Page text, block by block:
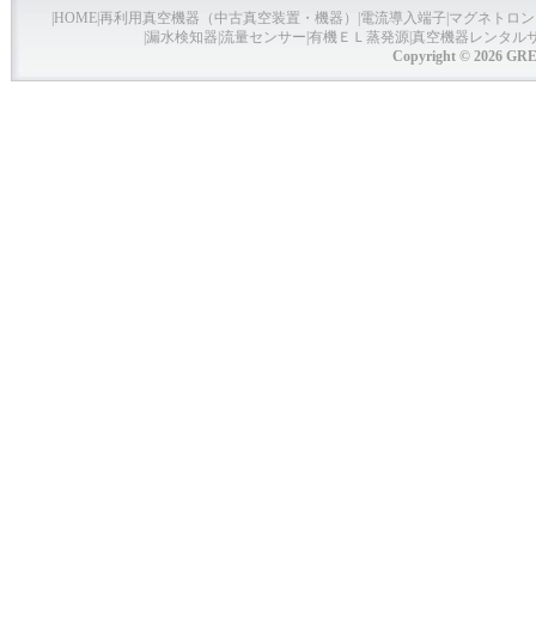
HOME再利用真空機器（中古真空装置・機器） 電流導入端子 マグネトロ
漏水検知器 流量センサー 有機ＥＬ蒸発源真空機器レンタル
Copyright © 2026